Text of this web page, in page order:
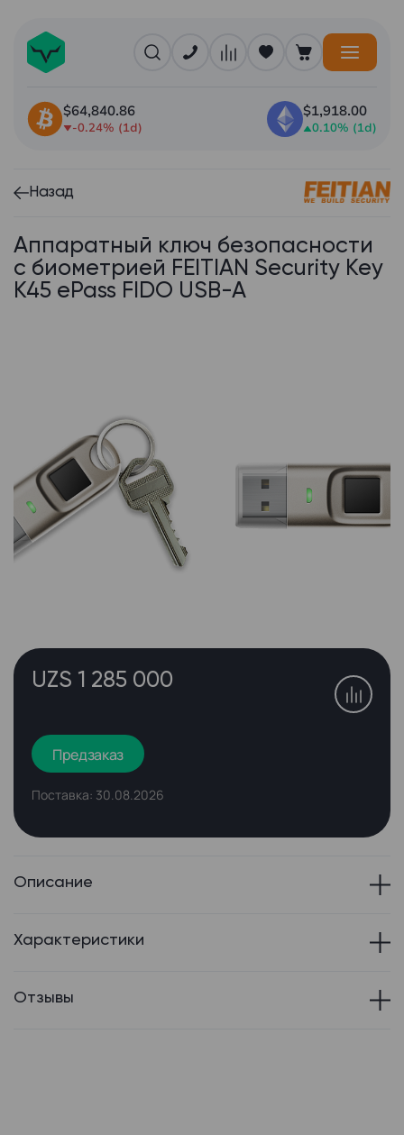
$64,840.86
-0.24% (1d)
$1,918.00
0.10% (1d)
Назад
Аппаратный ключ безопасности
с биометрией FEITIAN Security Key
K45 ePass FIDO USB-A
Описание
Характеристики
Отзывы
UZS 1 285 000
Предзаказ
Поставка: 30.08.2026